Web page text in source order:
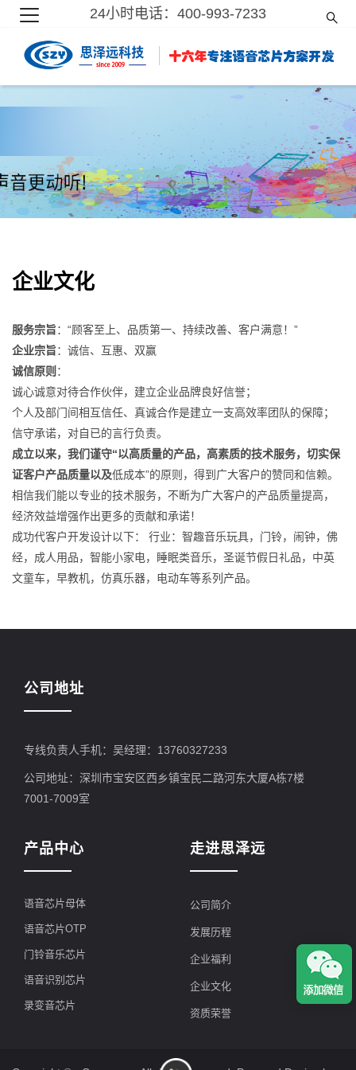
24小时电话：400-993-7233
企业文化
服务宗旨：“顾客至上、品质第一、持续改善、客户满意！”
企业宗旨：诚信、互惠、双赢
诚信原则 ：
诚心诚意对待合作伙伴，建立企业品牌良好信誉；
个人及部门间相互信任、真诚合作是建立一支高效率团队的保障；
信守承诺，对自已的言行负责。
成立以来，我们谨守“以高质量的产品，高素质的技术服务，切实保
证客户产品质量以及低成本”的原则，得到广大客户的赞同和信赖。
相信我们能以专业的技术服务，不断为广大客户的产品质量提高，
经济效益增强作出更多的贡献和承诺！
成功代客户开发设计以下： 行业：智趣音乐玩具，门铃，闹钟，佛
经，成人用品，智能小家电，睡眠类音乐，圣诞节假日礼品，中英
文童车，早教机，仿真乐器，电动车等系列产品。
公司地址
专线负责人手机：吴经理：13760327233
公司地址：深圳市宝安区西乡镇宝民二路河东大厦A栋7楼
7001-7009室
产品中心
语音芯片母体
语音芯片OTP
门铃音乐芯片
语音识别芯片
录变音芯片
走进思泽远
公司简介
发展历程
企业福利
企业文化
资质荣誉